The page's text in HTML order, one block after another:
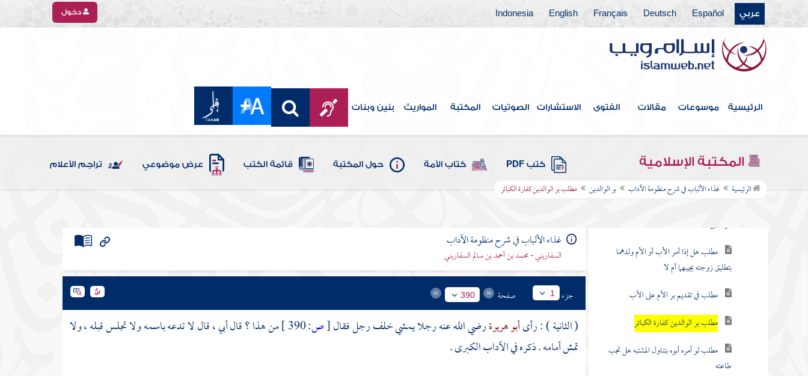
عربي Español
Deutsch
Français
English
Indonesia دخول
الرئيسية موسوعات مقالات الفتوى الاستشارات الصوتيات المكتبة المواريث بنين وبنات
المكتبة الإسلامية كتب PDF كتاب الأمة حول المكتبة قائمة الكتب عرض موضوعي تراجم الأعلام
الرئيسية غذاء الألباب في شرح منظومة الآداب بر الوالدين مطلب بر الوالدين كفارة الكبائر
مطلب في صلة الرحم
مطلب في جواب العلماء عن كيفية
مطلب في بيان حسن الخلق
الآخرة
بر الوالدين
الوالدين
مطلب هل إذا أمر الأب أو الأم ولدهما
بتطليق زوجته يجيبهما أم لا
مطلب في تقديم بر الأم على الأب
مطلب بر الوالدين كفارة الكبائر
مطلب لو أمره أبوه بتناول المشتبه هل تجب
طاعته
غذاء الألباب في شرح منظومة الآداب
السفاريني - محمد بن أحمد بن سالم السفاريني
جزء 1 صفحة 390
( الثانية ) : رأىأبو هريرةرضي الله عنه رجلا يمشي خلف رجل فقال[ص:390 ]
من هذا ؟ قال أبي ، قال لا تدعه باسمه ولا تجلس قبله ، ولا
تمش أمامه . ذكره في الآداب الكبرى .